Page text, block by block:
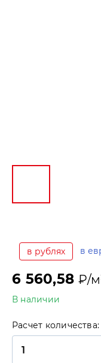
в рублях в
6 560,58₽/
В наличии
Расчет количества: